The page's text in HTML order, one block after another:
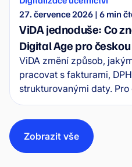
27. července 2026 | 6 min
ViDA jednoduše: Co
Digital Age pro
ViDA změní způsob,
pracovat s fakturami,
strukturovanými daty.
legislativní téma, ale
Čím dřív firma začne
napojení na ERP, tím
Zobrazit vše